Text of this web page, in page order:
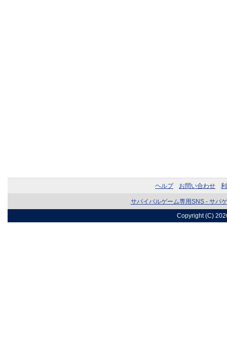
ヘルプ お問い合わせ
サバイバルゲーム専用SNS - サバ
Copyright (C)